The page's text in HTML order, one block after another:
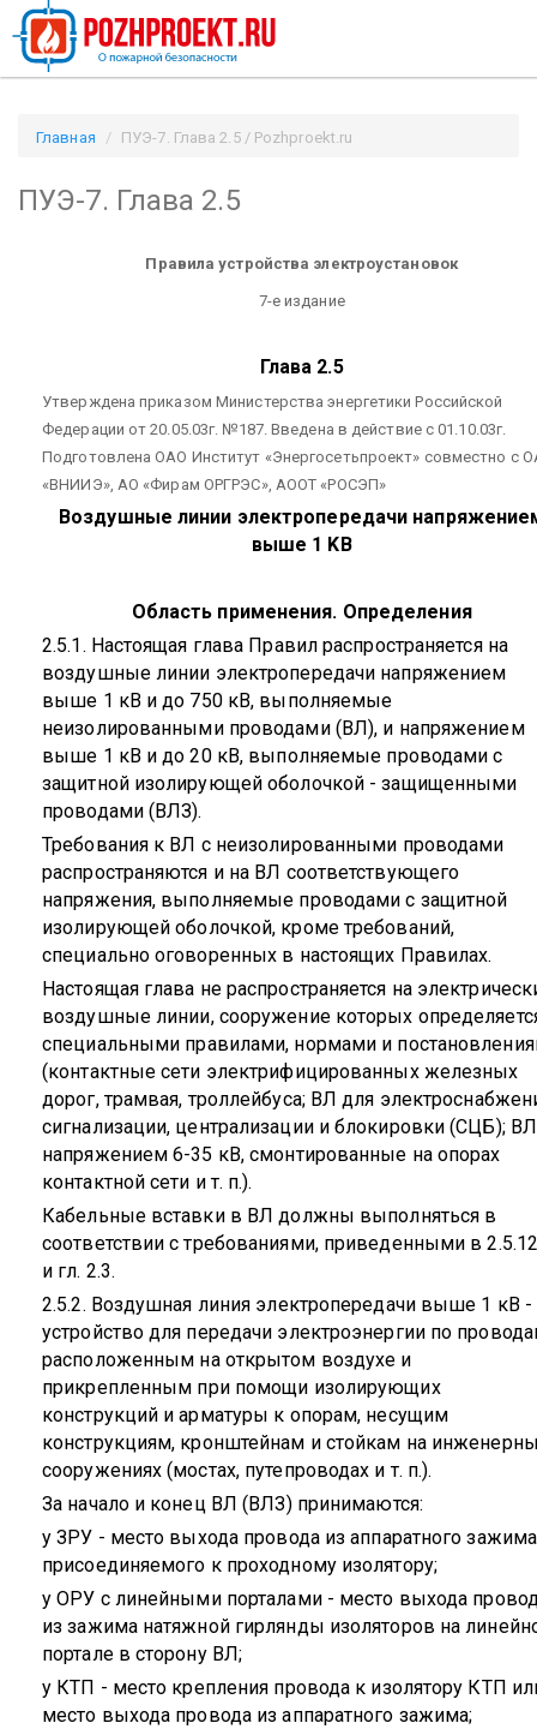
Главная ПУЭ-7. Глава 2.5 / Pozhproekt.ru
ПУЭ-7. Глава 2.5
Правила устройства электроустановок
7-е издание
Глава 2.5
Утверждена приказом Министерства энергетики Российской
Федерации от 20.05.03г. №187. Введена в действие с 01.10.03г.
Подготовлена ОАО Институт «Энергосетьпроект» совместно с
«ВНИИЭ», АО «Фирам ОРГРЭС», АООТ «РОСЭП»
Воздушные линии электропередачи
выше 1 KB
Область применения. Определения
2.5.1. Настоящая глава Правил распространяется на
воздушные линии электропередачи напряжением
выше 1 кВ и до 750 кВ, выполняемые
неизолированными проводами (ВЛ), и напряжением
выше 1 кВ и до 20 кВ, выполняемые проводами с
защитной изолирующей оболочкой - защищенными
проводами (ВЛЗ).
Требования к ВЛ с неизолированными проводами
распространяются и на ВЛ соответствующего
напряжения, выполняемые проводами с защитной
изолирующей оболочкой, кроме требований,
специально оговоренных в настоящих Правилах.
Настоящая глава не распространяется на
воздушные линии, сооружение которых
специальными правилами, нормами и
(контактные сети электрифицированных железных
дорог, трамвая, троллейбуса; ВЛ для
сигнализации, централизации и блокировки (СЦБ); ВЛ
напряжением 6-35 кВ, смонтированные на опорах
контактной сети и т. п.).
Кабельные вставки в ВЛ должны выполняться в
соответствии с требованиями, приведенными в
и гл. 2.3.
2.5.2. Воздушная линия электропередачи выше 1 кВ -
устройство для передачи электроэнергии по
расположенным на открытом воздухе и
прикрепленным при помощи изолирующих
конструкций и арматуры к опорам, несущим
конструкциям, кронштейнам и стойкам на
сооружениях (мостах, путепроводах и т. п.).
За начало и конец ВЛ (ВЛЗ) принимаются:
у ЗРУ - место выхода провода из аппаратного
присоединяемого к проходному изолятору;
у ОРУ с линейными порталами - место выхода
из зажима натяжной гирлянды изоляторов на
портале в сторону ВЛ;
у КТП - место крепления провода к изолятору КТП
место выхода провода из аппаратного зажима;